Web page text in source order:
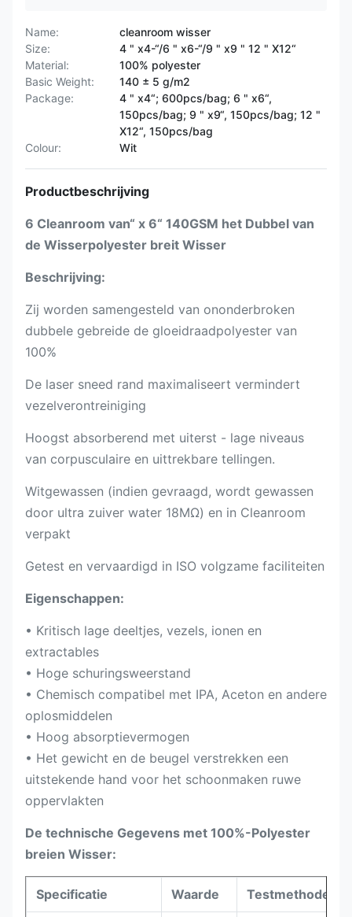
Name:
cleanroom wisser
Size:
4 " x4-“/6 " x6-“/9 " x9 " 12 " X12“
Material:
100% polyester
Basic Weight:
140 ± 5 g/m2
Package:
4 " x4“; 600pcs/bag; 6 " x6“,
150pcs/bag; 9 " x9“, 150pcs/bag; 12 "
X12“, 150pcs/bag
Colour:
Wit
Productbeschrijving
6 Cleanroom van“ x 6“ 140GSM het Dubbel van
de Wisserpolyester breit Wisser
Beschrijving:
Zij worden samengesteld van ononderbroken
dubbele gebreide de gloeidraadpolyester van
100%
De laser sneed rand maximaliseert vermindert
vezelverontreiniging
Hoogst absorberend met uiterst - lage niveaus
van corpusculaire en uittrekbare tellingen.
Witgewassen (indien gevraagd, wordt gewassen
door ultra zuiver water 18MΩ) en in Cleanroom
verpakt
Getest en vervaardigd in ISO volgzame faciliteiten
Eigenschappen:
• Kritisch lage deeltjes, vezels, ionen en
extractables
• Hoge schuringsweerstand
• Chemisch compatibel met IPA, Aceton en andere
oplosmiddelen
• Hoog absorptievermogen
• Het gewicht en de beugel verstrekken een
uitstekende hand voor het schoonmaken ruwe
oppervlakten
De technische Gegevens met 100%-Polyester
breien Wisser:
Specificatie Waarde Testmethode